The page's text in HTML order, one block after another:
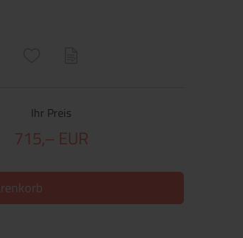
Ihr Preis
715,– EUR